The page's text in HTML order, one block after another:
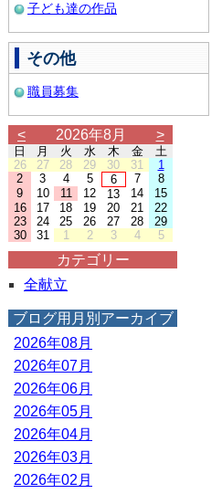
子ども達の作品
その他
職員募集
< 2026年8月 >
日 月 火 水 木 金
土
26
27 28 29 30 31
1
2
3 4 5 6 7
8
9
10 11 12 13 14
15
16
17 18 19 20 21
22
23
24 25 26 27 28
29
30
31 1 2 3 4 5
カテゴリー
全献立
ブログ用月別アーカイブ
2026年08月
2026年07月
2026年06月
2026年05月
2026年04月
2026年03月
2026年02月